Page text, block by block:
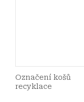
Označení košů
recyklace